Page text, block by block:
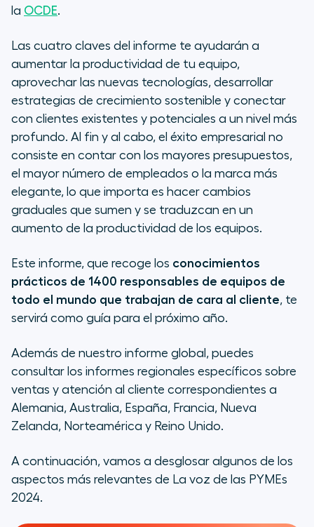
la OCDE.
Las cuatro claves del informe te ayudarán a
aumentar la productividad de tu equipo,
aprovechar las nuevas tecnologías, desarrollar
estrategias de crecimiento sostenible y conectar
con clientes existentes y potenciales a un nivel más
profundo. Al fin y al cabo, el éxito empresarial no
consiste en contar con los mayores presupuestos,
el mayor número de empleados o la marca más
elegante, lo que importa es hacer cambios
graduales que sumen y se traduzcan en un
aumento de la productividad de los equipos.
Este informe, que recoge los conocimientos
prácticos de 1400 responsables de equipos de
todo el mundo que trabajan de cara al cliente, te
servirá como guía para el próximo año.
Además de nuestro informe global, puedes
consultar los informes regionales específicos sobre
ventas y atención al cliente correspondientes a
Alemania, Australia, España, Francia, Nueva
Zelanda, Norteamérica y Reino Unido.
A continuación, vamos a desglosar algunos de los
aspectos más relevantes de La voz de las PYMEs
2024.